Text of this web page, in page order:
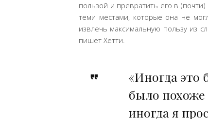
пользой и превратить его в
теми местами, которые она не
извлечь максимальную пользу из
пишет Хетти.
«Иногда это
было похоже
иногда я